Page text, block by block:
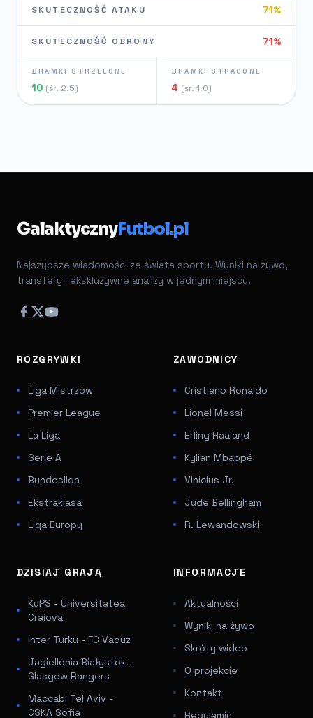
SKUTECZNOŚĆ ATAKU 71%
SKUTECZNOŚĆ OBRONY 71%
BRAMKI STRZELONE
10 (śr. 2.5)
BRAMKI STRACONE
4 (śr. 1.0)
GalaktycznyFutbol.pl
Najszybsze wiadomości ze świata sportu. Wyniki na żywo,
transfery i ekskluzywne analizy w jednym miejscu.
ROZGRYWKI
Liga Mistrzów
Premier League
La Liga
Serie A
Bundesliga
Ekstraklasa
Liga Europy
ZAWODNICY
Cristiano Ronaldo
Lionel Messi
Erling Haaland
Kylian Mbappé
Vinicius Jr.
Jude Bellingham
R. Lewandowski
DZISIAJ GRAJĄ
KuPS - Universitatea
Craiova
Inter Turku - FC Vaduz
Jagiellonia Białystok -
Glasgow Rangers
Maccabi Tel Aviv -
CSKA Sofia
INFORMACJE
Aktualności
Wyniki na żywo
Skróty wideo
O projekcie
Kontakt
Regulamin